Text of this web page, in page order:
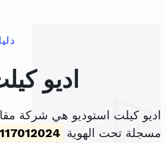
اديو
اديو كيلت استوديو هي شركة
مسجلة تحت الهوية